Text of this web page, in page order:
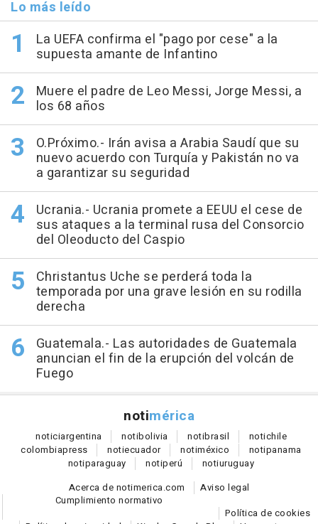
Lo más leído
La UEFA confirma el "pago por cese" a la
supuesta amante de Infantino
Muere el padre de Leo Messi, Jorge Messi, a
los 68 años
O.Próximo.- Irán avisa a Arabia Saudí que su
nuevo acuerdo con Turquía y Pakistán no va
a garantizar su seguridad
Ucrania.- Ucrania promete a EEUU el cese de
sus ataques a la terminal rusa del Consorcio
del Oleoducto del Caspio
Christantus Uche se perderá toda la
temporada por una grave lesión en su rodilla
derecha
Guatemala.- Las autoridades de Guatemala
anuncian el fin de la erupción del volcán de
Fuego
notimérica
noticiargentina notibolivia notibrasil notichile
colombiapress notiecuador notiméxico notipanama
notiparaguay notiperú notiuruguay
Acerca de notimerica.com
Aviso legal
Cumplimiento normativo
Política de cookies